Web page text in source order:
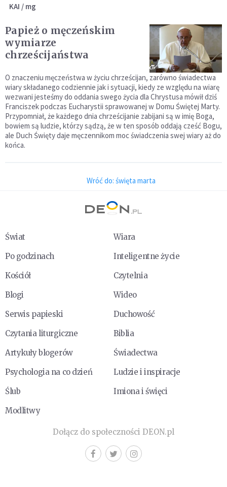
KAI / mg
Papież o męczeńskim
wymiarze
chrześcijaństwa
O znaczeniu męczeństwa w życiu chrześcijan, zarówno świadectwa
wiary składanego codziennie jak i sytuacji, kiedy ze względu na wiarę
wezwani jesteśmy do oddania swego życia dla Chrystusa mówił dziś
Franciszek podczas Eucharystii sprawowanej w Domu Świętej Marty.
Przypomniał, że każdego dnia chrześcijanie zabijani są w imię Boga,
bowiem są ludzie, którzy sądzą, że w ten sposób oddają cześć Bogu,
ale Duch Święty daje męczennikom moc świadczenia swej wiary aż do
końca.
Wróć do: święta marta
Świat
Wiara
Po godzinach
Inteligentne życie
Kościół
Czytelnia
Blogi
Wideo
Serwis papieski
Duchowość
Czytania liturgiczne
Biblia
Artykuły blogerów
Świadectwa
Psychologia na co dzień
Ludzie i inspiracje
Ślub
Imiona i święci
Modlitwy
Dołącz do społeczności DEON.pl